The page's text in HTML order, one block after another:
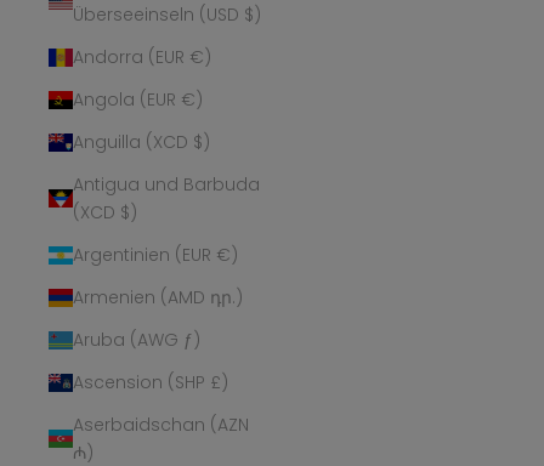
Überseeinseln (USD $)
Andorra (EUR €)
Angola (EUR €)
Anguilla (XCD $)
Antigua und Barbuda
(XCD $)
Argentinien (EUR €)
Armenien (AMD դր.)
Aruba (AWG ƒ)
Ascension (SHP £)
Aserbaidschan (AZN
₼)